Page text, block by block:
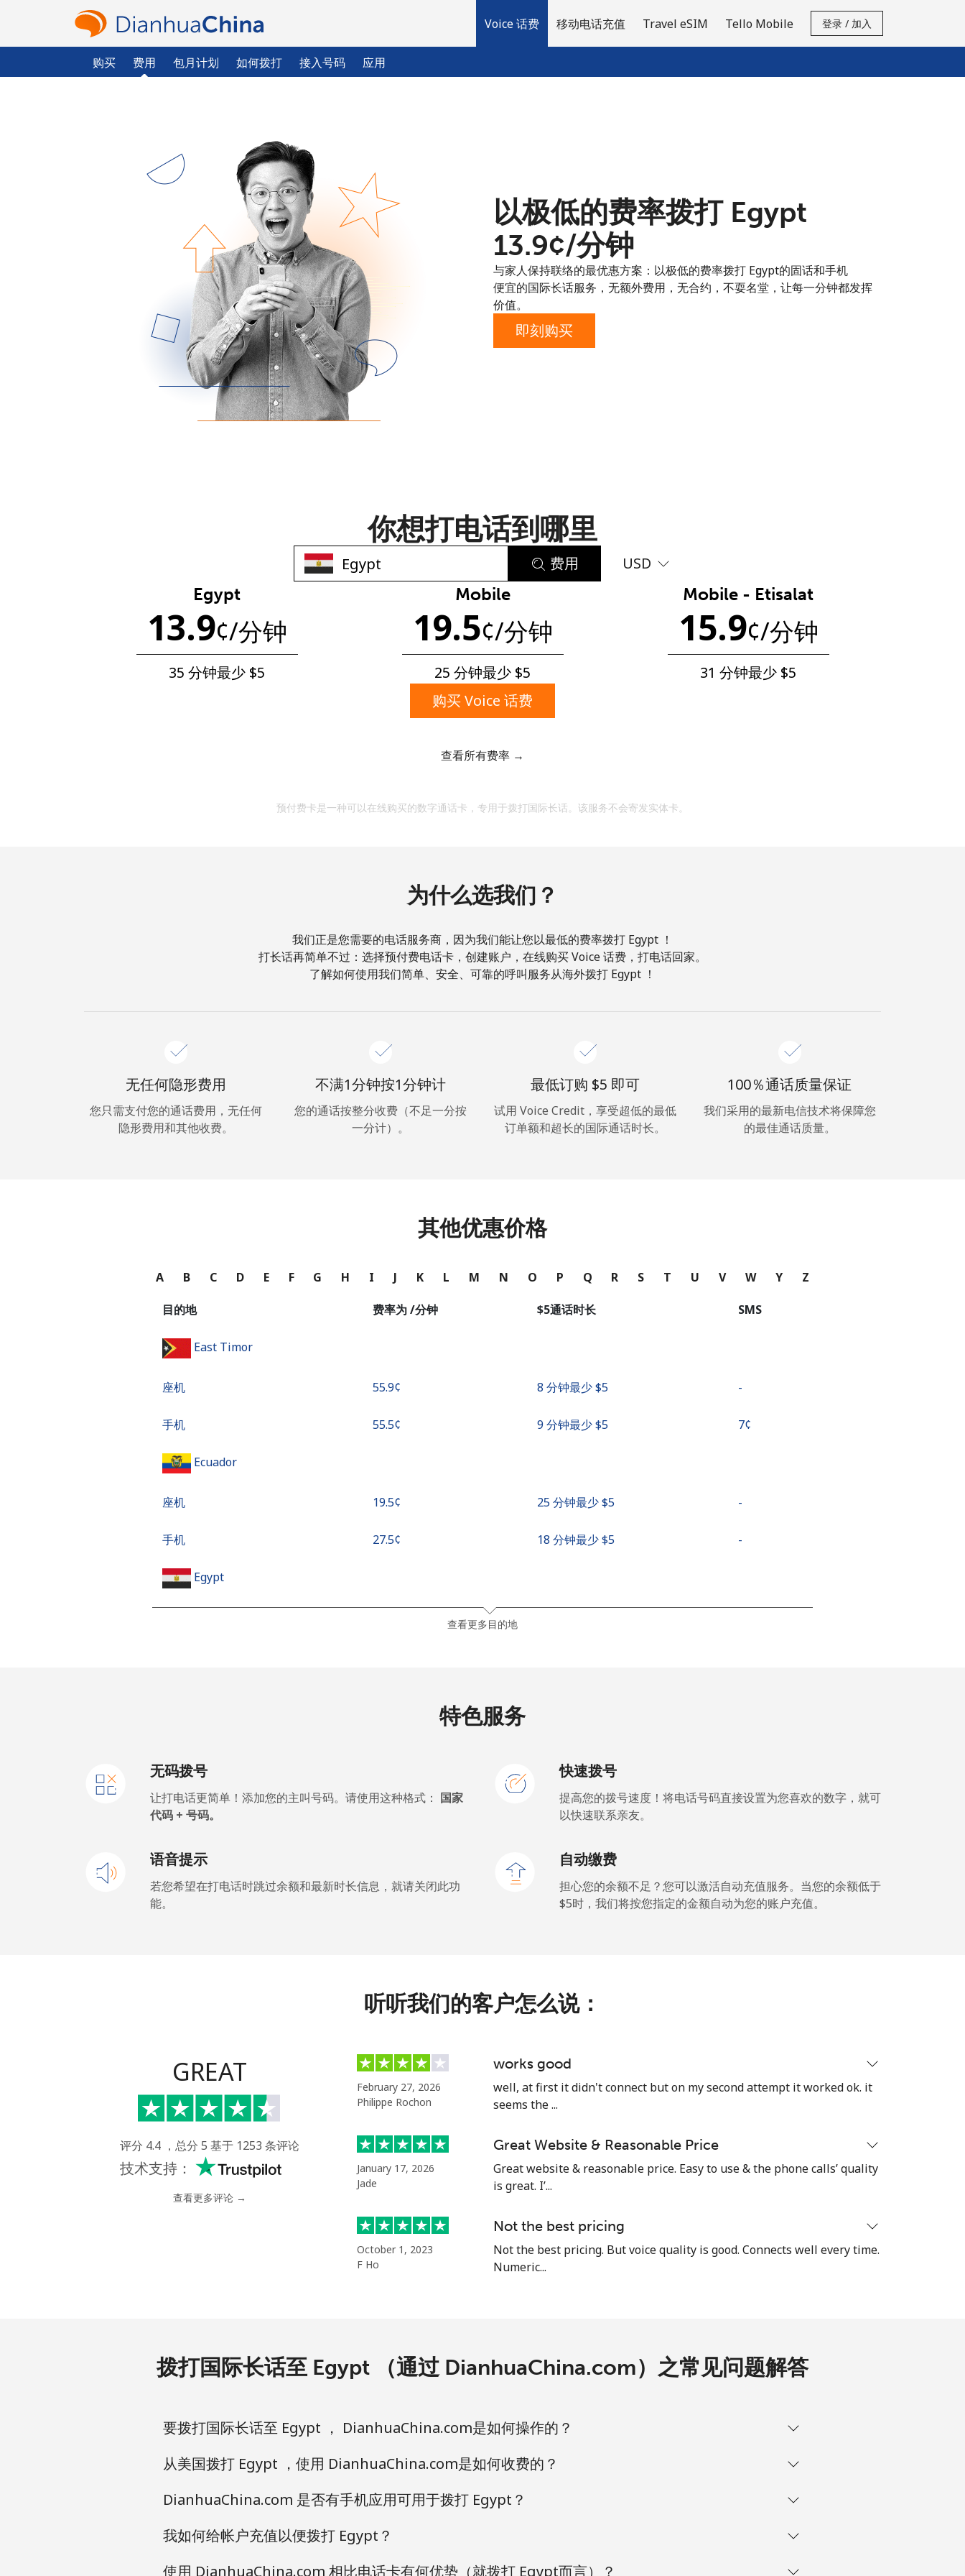
Voice 话费
购买 费用 包月计划 如何拨打 接入号码 应用
移动电话充值 Travel eSIM Tello Mobile 登录 / 加入
注册使用
至少 8 个字符
一个大写字母和一个小写字母
请保持联系，以便享受我们绝佳的优惠活动。
加入
你好！
登录
或
以极低的费率拨打 Egypt
⁦13.9¢⁩/分钟
与家人保持联络的最优惠方案：以极低的费率拨打 Egypt的固话和手机
便宜的国际长话服务，无额外费用，无合约，不耍名堂，让每一分钟都发挥
价值。
即刻购买
你想打电话到哪里
费用 USD
Egypt
13.9¢/分钟
35 分钟最少 ⁦$5⁩
Mobile
19.5¢/分钟
25 分钟最少 ⁦$5⁩
Mobile - Etisalat
15.9¢/分钟
31 分钟最少 ⁦$5⁩
购买 Voice 话费
查看所有费率 →
预付费卡是一种可以在线购买的数字通话卡，专用于拨打国际长话。该服务不会寄发实体卡。
为什么选我们？
我们正是您需要的电话服务商，因为我们能让您以最低的费率拨打 Egypt ！
打长话再简单不过：选择预付费电话卡，创建账户，在线购买 Voice 话费，打电话回家。
了解如何使用我们简单、安全、可靠的呼叫服务从海外拨打 Egypt ！
无任何隐形费用
您只需支付您的通话费用，无任何
隐形费用和其他收费。
不满1分钟按1分钟计
您的通话按整分收费（不足一分按
一分计）。
最低订购 ⁦$5⁩ 即可
试用 Voice Credit，享受超低的最低
订单额和超长的国际通话时长。
100％通话质量保证
我们采用的最新电信技术将保障您
的最佳通话质量。
其他优惠价格
A B C D E F G H I J K L M N O P Q R S T U V W Y Z
目的地 费率为 /分钟 ⁦$5⁩通话时长 SMS
East Timor
座机 ⁦55.9¢⁩ 8 分钟最少 ⁦$5⁩ -
手机 ⁦55.5¢⁩ 9 分钟最少 ⁦$5⁩ ⁦7¢⁩
Ecuador
座机 ⁦19.5¢⁩ 25 分钟最少 ⁦$5⁩ -
手机 ⁦27.5¢⁩ 18 分钟最少 ⁦$5⁩ -
Egypt
座机 21 分钟最少 ⁦$5⁩
Claro Landlines ⁦11.9¢⁩ 42 分钟最少 ⁦$5⁩ -
Equatorial Guinea
⁦32.9¢⁩ 15 分钟最少 ⁦$5⁩
Estonia
座机
手机 ⁦48.5¢⁩ 10 分钟最少 ⁦$5⁩
Eswatini
⁦25.9¢⁩ 19 分钟最少 ⁦$5⁩
⁦20.5¢⁩ 24 分钟最少 ⁦$5⁩
手机 ⁦29.9¢⁩ -
查看更多目的地
特色服务
无码拨号
让打电话更简单！添加您的主叫号码。请使用这种格式： 国家
代码 + 号码。
快速拨号
提高您的拨号速度！将电话号码直接设置为您喜欢的数字，就可
以快速联系亲友。
语音提示
若您希望在打电话时跳过余额和最新时长信息，就请关闭此功
能。
自动缴费
担心您的余额不足？您可以激活自动充值服务。当您的余额低于⁦
$5⁩时，我们将按您指定的金额自动为您的账户充值。
听听我们的客户怎么说：
GREAT
评分 4.4 ，总分 5 基于 1253 条评论
技术支持：
查看更多评论 →
February 27, 2026
Philippe Rochon
works good
well, at first it didn't connect but on my second attempt it worked ok. it
seems the ...
January 17, 2026
Jade
Great Website & Reasonable Price
Great website & reasonable price. Easy to use & the phone calls’ quality
is great. I’...
October 1, 2023
F Ho
Not the best pricing
Not the best pricing. But voice quality is good. Connects well every time.
Numeric...
拨打国际长话至 Egypt （通过 DianhuaChina.com）之常见问题解答
要拨打国际长话至 Egypt ， DianhuaChina.com是如何操作的？
从美国拨打 Egypt ，使用 DianhuaChina.com是如何收费的？
DianhuaChina.com 是否有手机应用可用于拨打 Egypt？
我如何给帐户充值以便拨打 Egypt？
使用 DianhuaChina.com 相比电话卡有何优势（就拨打 Egypt而言）？